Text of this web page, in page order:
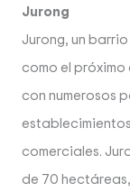
Jurong
Jurong, un
como el
con numerosos
comerciales.
de 70